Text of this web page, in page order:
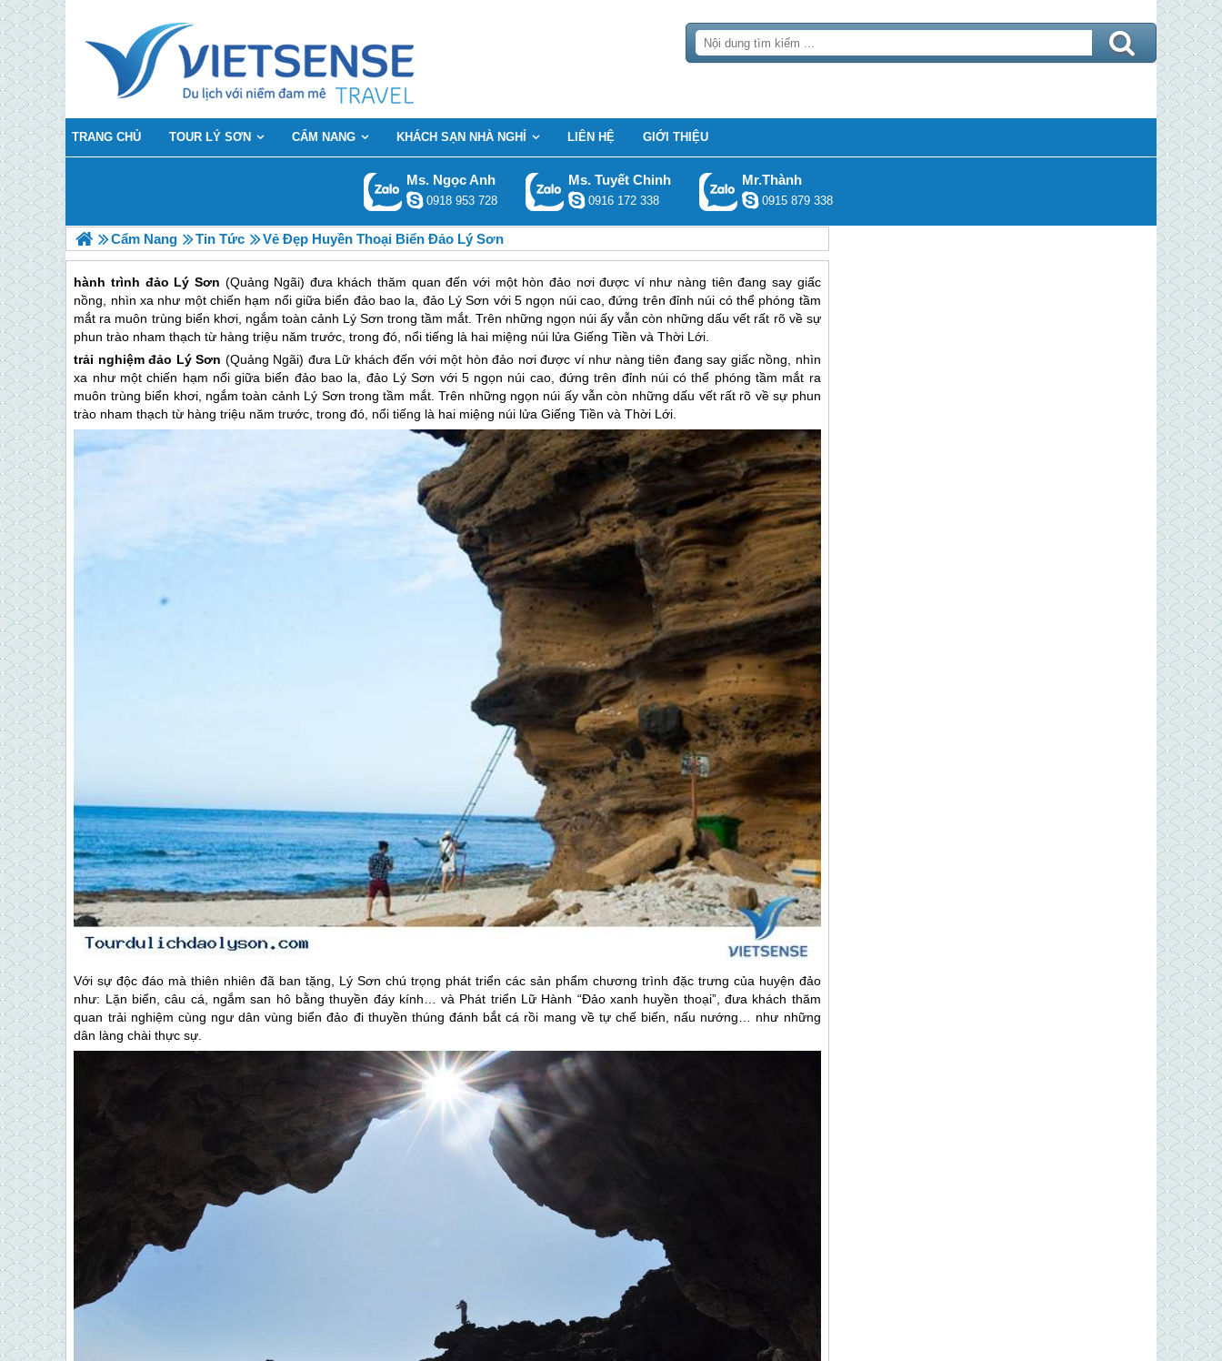
TRANG CHỦ TOUR LÝ SƠN CẨM NANG KHÁCH SẠN NHÀ NGHỈ LIÊN HỆ GIỚI THIỆU
Ms. Ngọc Anh
0918 953 728
Ms. Tuyết Chinh
0916 172 338
Mr.Thành
0915 879 338
Cẩm Nang Tin Tức Vẻ Đẹp Huyền Thoại Biển Đảo Lý Sơn
hành trình đảo Lý Sơn (Quảng Ngãi) đưa khách thăm quan đến với một hòn đảo nơi được ví như nàng tiên đang say giấc
nồng, nhìn xa như một chiến hạm nổi giữa biển đảo bao la, đảo Lý Sơn với 5 ngọn núi cao, đứng trên đỉnh núi có thể phóng tầm
mắt ra muôn trùng biển khơi, ngắm toàn cảnh Lý Sơn trong tầm mắt. Trên những ngọn núi ấy vẫn còn những dấu vết rất rõ về sự
phun trào nham thạch từ hàng triệu năm trước, trong đó, nổi tiếng là hai miệng núi lửa Giếng Tiền và Thời Lới.
trải nghiệmđảo Lý Sơn (Quảng Ngãi) đưa Lữ khách đến với một hòn đảo nơi được ví như nàng tiên đang say giấc nồng, nhìn
xa như một chiến hạm nổi giữa biển đảo bao la, đảo Lý Sơn với 5 ngọn núi cao, đứng trên đỉnh núi có thể phóng tầm mắt ra
muôn trùng biển khơi, ngắm toàn cảnh Lý Sơn trong tầm mắt. Trên những ngọn núi ấy vẫn còn những dấu vết rất rõ về sự phun
trào nham thạch từ hàng triệu năm trước, trong đó, nổi tiếng là hai miệng núi lửa Giếng Tiền và Thời Lới.
Với sự độc đáo mà thiên nhiên đã ban tặng, Lý Sơn chú trọng phát triển các sản phẩm chương trình đặc trưng của huyện đảo
như: Lặn biển, câu cá, ngắm san hô bằng thuyền đáy kính… và Phát triển Lữ Hành “Đảo xanh huyền thoại”, đưa khách thăm
quan trải nghiệm cùng ngư dân vùng biển đảo đi thuyền thúng đánh bắt cá rồi mang về tự chế biến, nấu nướng… như những
dân làng chài thực sự.